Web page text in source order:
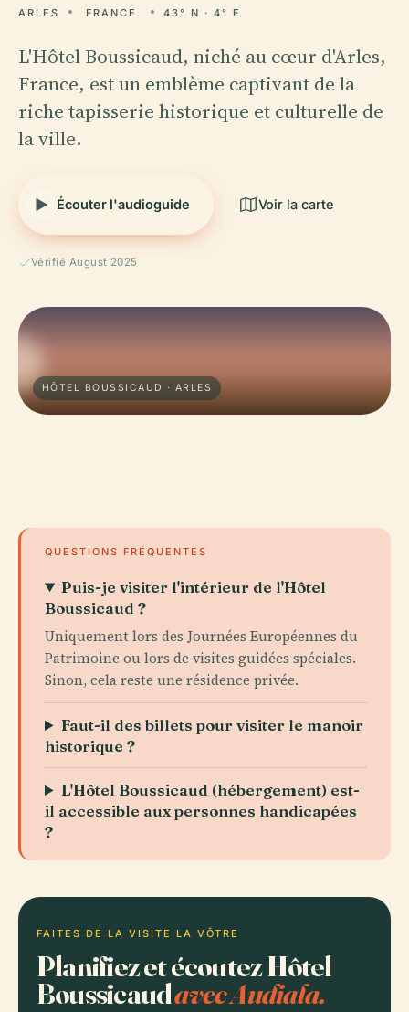
ARLES FRANCE 43° N · 4° E
L'Hôtel Boussicaud, niché au cœur d'Arles,
France, est un emblème captivant de la
riche tapisserie historique et culturelle de
la ville.
Écouter l'audioguide Voir la carte
Vérifié August 2025
HÔTEL BOUSSICAUD · ARLES
QUESTIONS FRÉQUENTES
Puis-je visiter l'intérieur de l'Hôtel
Boussicaud ?
Uniquement lors des Journées Européennes du
Patrimoine ou lors de visites guidées spéciales.
Sinon, cela reste une résidence privée.
Faut-il des billets pour visiter le manoir
historique ?
L'Hôtel Boussicaud (hébergement) est-
il accessible aux personnes handicapées
?
FAITES DE LA VISITE LA VÔTRE
Planifiez et écoutez Hôtel
Boussicaudavec Audiala.